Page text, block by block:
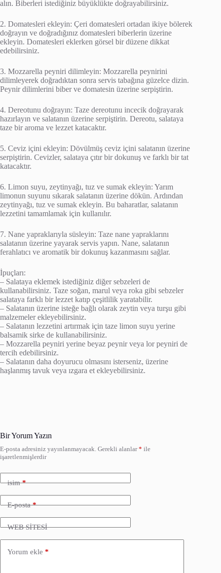
alın. Biberleri istediğiniz büyüklükte doğrayabilirsiniz.
2. Domatesleri ekleyin: Çeri domatesleri ortadan ikiye bölerek
doğrayın ve doğradığınız domatesleri biberlerin üzerine
ekleyin. Domatesleri eklerken görsel bir düzene dikkat
edebilirsiniz.
3. Mozzarella peyniri dilimleyin: Mozzarella peynirini
dilimleyerek doğradıktan sonra servis tabağına güzelce dizin.
Peynir dilimlerini biber ve domatesin üzerine serpiştirin.
4. Dereotunu doğrayın: Taze dereotunu incecik doğrayarak
hazırlayın ve salatanın üzerine serpiştirin. Dereotu, salataya
taze bir aroma ve lezzet katacaktır.
5. Ceviz içini ekleyin: Dövülmüş ceviz içini salatanın üzerine
serpiştirin. Cevizler, salataya çıtır bir dokunuş ve farklı bir tat
katacaktır.
6. Limon suyu, zeytinyağı, tuz ve sumak ekleyin: Yarım
limonun suyunu sıkarak salatanın üzerine dökün. Ardından
zeytinyağı, tuz ve sumak ekleyin. Bu baharatlar, salatanın
lezzetini tamamlamak için kullanılır.
7. Nane yapraklarıyla süsleyin: Taze nane yapraklarını
salatanın üzerine yayarak servis yapın. Nane, salatanın
ferahlatıcı ve aromatik bir dokunuş kazanmasını sağlar.
İpuçları:
– Salataya eklemek istediğiniz diğer sebzeleri de
kullanabilirsiniz. Taze soğan, marul veya roka gibi sebzeler
salataya farklı bir lezzet katıp çeşitlilik yaratabilir.
– Salatanın üzerine isteğe bağlı olarak zeytin veya turşu gibi
malzemeler ekleyebilirsiniz.
– Salatanın lezzetini artırmak için taze limon suyu yerine
balsamik sirke de kullanabilirsiniz.
– Mozzarella peyniri yerine beyaz peynir veya lor peyniri de
tercih edebilirsiniz.
– Salatanın daha doyurucu olmasını isterseniz, üzerine
haşlanmış tavuk veya ızgara et ekleyebilirsiniz.
Bir Yorum Yazın
E-posta adresiniz yayınlanmayacak. Gerekli alanlar* ile
işaretlenmişlerdir
isim*
E-posta*
WEB SİTESİ
Yorum ekle *